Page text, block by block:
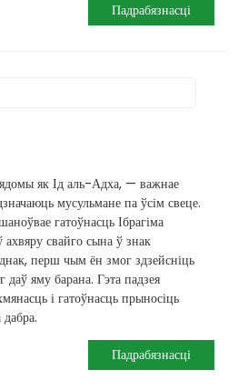
Падрабязнасці
як Ід аль-Адха, — важнае
мусульмане па ўсім свеце.
гатоўнасць Ібрагіма
свайго сына ў знак
перш чым ён змог здзейсніць
яму барана. Гэта падзея
і гатоўнасць прыносіць
Падрабязнасці